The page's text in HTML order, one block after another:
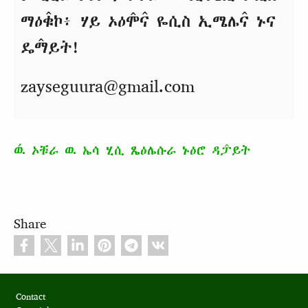
ማዕቁ̂ኮ፥ ሃይ ኦዕሞ̂ና̂ ዬሲስ ኢሜሌና̂ ኑና
ዴማ̂ይት!
zayseguura@gmail.com
ዉ́ ኦቹራ ዉ ኤሳ ሂሲ ጼዕሌሱራ ኑዕሮ ዳፓ̂ይት
Share
Contact